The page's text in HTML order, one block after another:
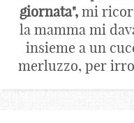
giornata", mi
la mamma mi
insieme a un
merluzzo, per